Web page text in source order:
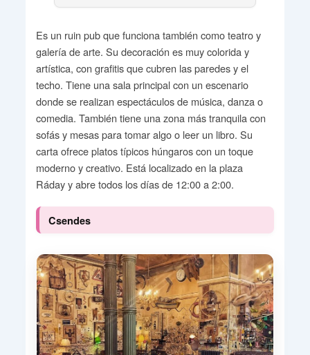
Es un ruin pub que funciona también como teatro y
galería de arte. Su decoración es muy colorida y
artística, con grafitis que cubren las paredes y el
techo. Tiene una sala principal con un escenario
donde se realizan espectáculos de música, danza o
comedia. También tiene una zona más tranquila con
sofás y mesas para tomar algo o leer un libro. Su
carta ofrece platos típicos húngaros con un toque
moderno y creativo. Está localizado en la plaza
Ráday y abre todos los días de 12:00 a 2:00.
Csendes